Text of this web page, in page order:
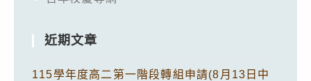
近期文章
115學年度高二第一階段轉組申請(8月13日中